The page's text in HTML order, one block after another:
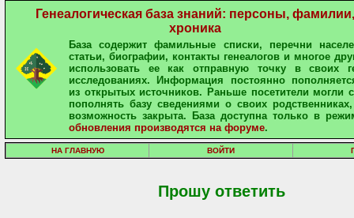
Генеалогическая база знаний: персоны, фамилии,
хроника
База содержит фамильные списки, перечни
статьи, биографии, контакты генеалогов и многое
использовать ее как отправную точку в своих
исследованиях. Информация постоянно
из открытых источников. Раньше посетители могли
пополнять базу сведениями о своих
возможность закрыта. База доступна только в
обновления производятся на форуме.
НА ГЛАВНУЮ ВОЙТИ
Прошу ответить